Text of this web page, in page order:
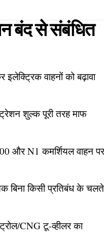
बंद से संबंधित
वाहनों को बढ़ावा
शुल्क पूरी तरह माफ
और N1 कमर्शियल वाहन
बिना किसी प्रतिबंध के चलते
CNG टू-व्हीलर का